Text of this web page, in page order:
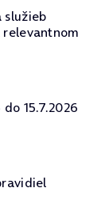
služieb
15.7.2026